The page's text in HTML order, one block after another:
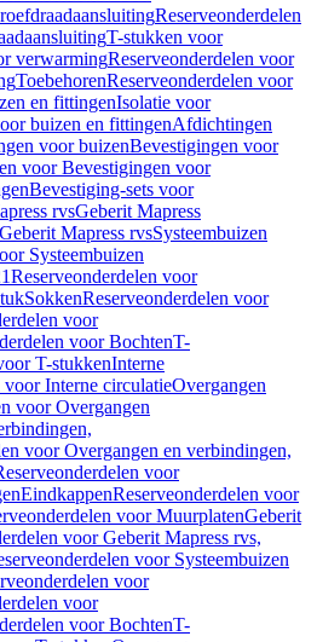
Reserveonderdelen
T-stukken voor
verwarmingReserveonderdelen voor
ToebehorenReserveonderdelen voor
en fittingenIsolatie voor
buizen en fittingenAfdichtingen
voor buizenBevestigingen voor
voor Bevestigingen voor
Bevestiging-sets voor
rvsGeberit Mapress
Mapress rvsSysteembuizen
Systeembuizen
Reserveonderdelen voor
SokkenReserveonderdelen voor
voor
voor BochtenT-
T-stukkenInterne
voor Interne circulatieOvergangen
voor Overgangen
voor Overgangen en verbindingen,
voor
EindkappenReserveonderdelen voor
voor MuurplatenGeberit
voor Geberit Mapress rvs,
voor Systeembuizen
voor
voor
voor BochtenT-